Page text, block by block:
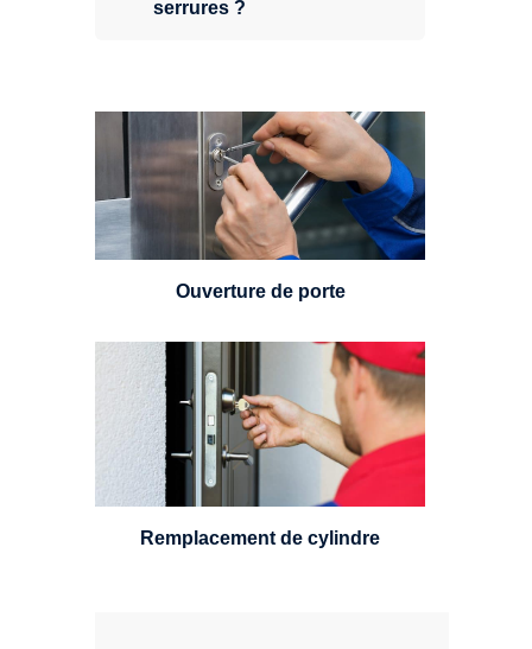
serrures ?
Vous avez perdu vos clés ou la
porte s'est refermée derrière vous
? Un serrurier est disponible
24h/7.
Ouverture de porte
Un serrurier sera en mesure de
choisir et remplacer un cylindre
standard, à 5 leviers ou à 3
leviers, Mul-T-Lock ou encore
multipoints.
Remplacement de cylindre